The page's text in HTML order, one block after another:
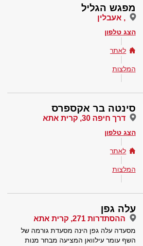
מפגש הגליל
, אעבלין
הצג טלפון
לאתר
המלצות
סינטה בר אקספרס
דרך חיפה 30, קרית אתא
הצג טלפון
לאתר
המלצות
עלה גפן
ההסתדרות 271, קרית אתא
מסעדה עלה גפן הינה מסעדת גורמה של
השף עומר עילוואן המציעה מבחר מנות